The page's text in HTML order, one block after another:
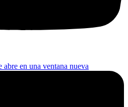
abre en una ventana nueva